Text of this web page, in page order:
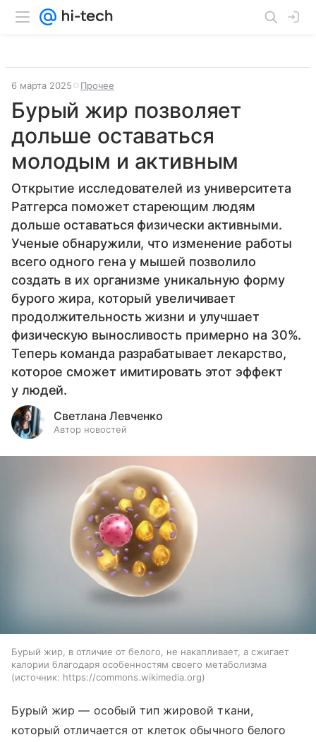
6 марта 2025 Прочее
Бурый жир позволяет
дольше оставаться
молодым и активным
Открытие исследователей из университета
Ратгерса поможет стареющим людям
дольше оставаться физически активными.
Ученые обнаружили, что изменение работы
всего одного гена у мышей позволило
создать в их организме уникальную форму
бурого жира, который увеличивает
продолжительность жизни и улучшает
физическую выносливость примерно на 30%.
Теперь команда разрабатывает лекарство,
которое сможет имитировать этот эффект
у людей.
Светлана Левченко
Автор новостей
Бурый жир, в отличие от белого, не накапливает, а сжигает
калории благодаря особенностям своего метаболизма
источник: https://commons.wikimedia.org
Бурый жир — особый тип жировой ткани,
который отличается от клеток обычного белого